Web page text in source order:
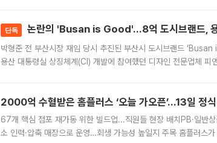
단독 논란의 'Busan is Good'…8억 도시브랜드,
박형준 전 부산시장 재임 당시 추진된 부산시 도시브랜드
용산 대통령실 상징체계(CI) 개발에 참여했던 디자인 전문업체
2000억 수혈받은 홈플러스 ‘오늘 가오픈’...13일 정
67개 핵심 점포 재가동 위한 빌드업...직원들 현장 배치PB·일반
소 인력·압축 매장으로 운영…회생 가능성 높일지 주목 홈플러스